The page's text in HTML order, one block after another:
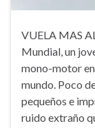
VUELA MAS
Mundial, un
mono-motor
mundo. Poco
pequeños e
ruido extraño